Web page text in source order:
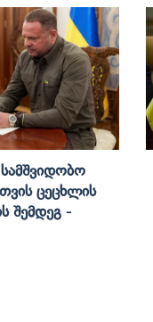
Ცეცხლის
Შემდეგ -